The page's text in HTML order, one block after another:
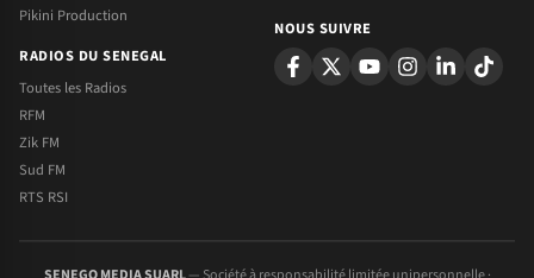
Pikini Production
RADIOS DU SENEGAL
Toutes les Radios
RFM
Zik FM
Sud FM
RTS RSI
NOUS SUIVRE